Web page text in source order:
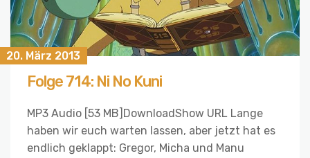
20. März 2013
Folge 714: Ni No Kuni
MP3 Audio [53 MB]DownloadShow URL Lange
haben wir euch warten lassen, aber jetzt hat es
endlich geklappt: Gregor, Micha und Manu